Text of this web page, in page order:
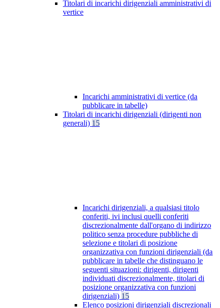
Titolari di incarichi dirigenziali amministrativi di
vertice
Incarichi amministrativi di vertice (da
pubblicare in tabelle)
Titolari di incarichi dirigenziali (dirigenti non
generali) 15
Incarichi dirigenziali, a qualsiasi titolo
conferiti, ivi inclusi quelli conferiti
discrezionalmente dall'organo di indirizzo
politico senza procedure pubbliche di
selezione e titolari di posizione
organizzativa con funzioni dirigenziali (da
pubblicare in tabelle che distinguano le
seguenti situazioni: dirigenti, dirigenti
individuati discrezionalmente, titolari di
posizione organizzativa con funzioni
dirigenziali) 15
Elenco posizioni dirigenziali discrezionali